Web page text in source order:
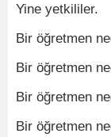
Yine yetkililer.
Bir öğretmen
Bir öğretmen
Bir öğretmen
Bir öğretmen